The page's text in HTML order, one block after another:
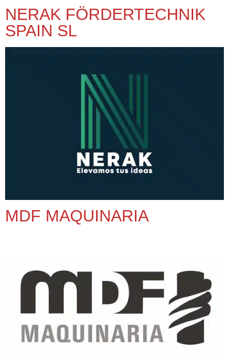
NERAK FÖRDERTECHNIK
SPAIN SL
MDF MAQUINARIA